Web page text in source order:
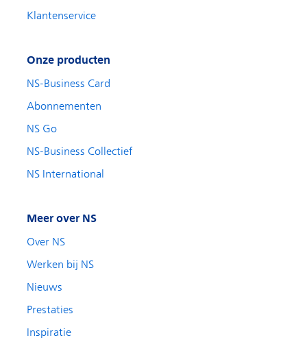
Klantenservice
Onze producten
NS-Business Card
Abonnementen
NS Go
NS-Business Collectief
NS International
Meer over NS
Over NS
Werken bij NS
Nieuws
Prestaties
Inspiratie